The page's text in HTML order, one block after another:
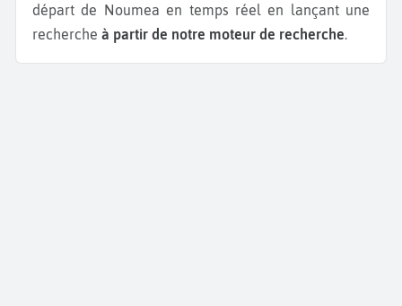
départ de Noumea en temps réel en lançant une
recherche à partir de notre moteur de recherche.